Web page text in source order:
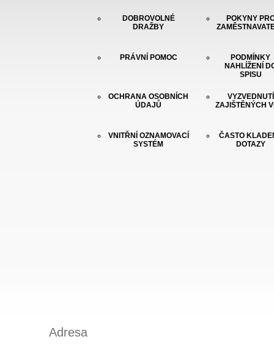
DOBROVOLNÉ
DRAŽBY
PRÁVNÍ POMOC
OCHRANA OSOBNÍCH
ÚDAJŮ
VNITŘNÍ OZNAMOVACÍ
SYSTÉM
POKYNY
PODMÍNKY
NAHLÍŽENÍ
SPISU
VYZVEDNUTÍ
ZAJIŠTĚNÝCH
ČASTO
DOTAZY
Adresa